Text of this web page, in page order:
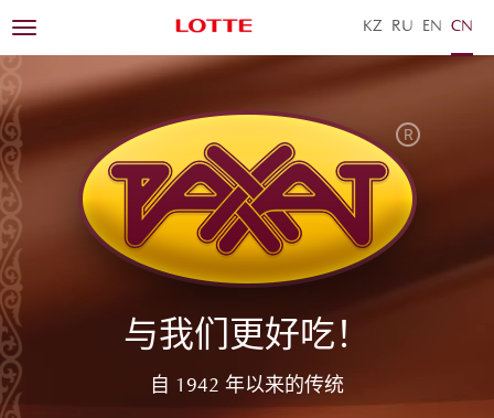
KZ RU EN ZH
与我们更好吃！
自 1942 年以来的传统
Toggle
navigation